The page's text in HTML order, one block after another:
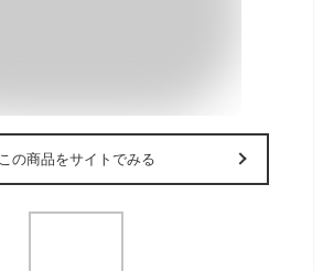
この商品をサイトでみる